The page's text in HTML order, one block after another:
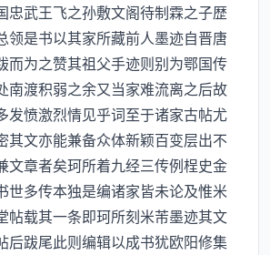
忠武王飞之孙敷文阁待制霖之子歴
领是书以其家所藏前人墨迹自晋唐
而为之赞其祖父手迹则别为鄂国传
南渡积弱之余又当家难流离之后故
发愤激烈情见乎词至于诸家古帖尤
其文亦能兼备众体新颖百变层出不
文章者矣珂所着九经三传例桯史金
世多传本独是编诸家皆未论及惟米
帖载其一条即珂所刻米芾墨迹其文
后跋尾此则编辑以成书犹欧阳修集